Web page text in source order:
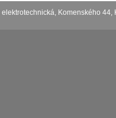
elektrotechnická, Komenského